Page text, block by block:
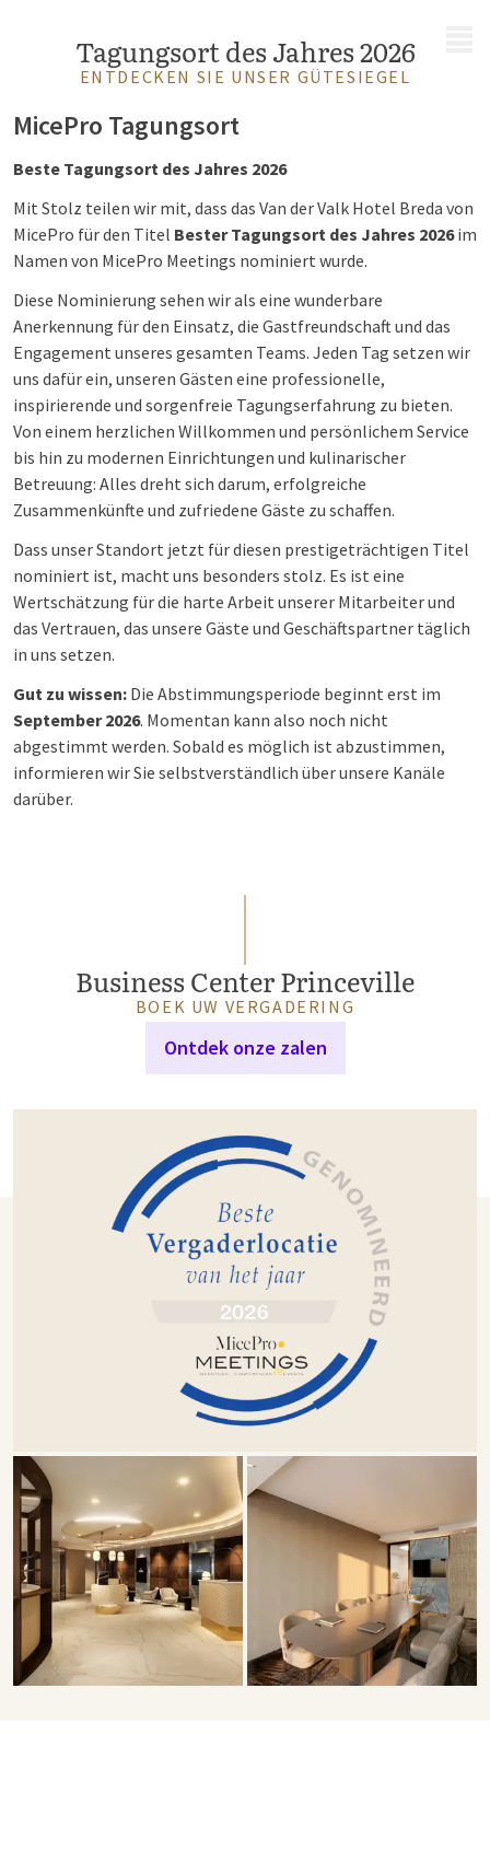
Tagungsort des Jahres 2026
ENTDECKEN SIE UNSER GÜTESIEGEL
MicePro Tagungsort
Beste Tagungsort des Jahres 2026
Mit Stolz teilen wir mit, dass das Van der Valk Hotel Breda von
MicePro für den Titel Bester Tagungsort des Jahres 2026im
Namen von MicePro Meetings nominiert wurde.
Diese Nominierung sehen wir als eine wunderbare
Anerkennung für den Einsatz, die Gastfreundschaft und das
Engagement unseres gesamten Teams. Jeden Tag setzen wir
uns dafür ein, unseren Gästen eine professionelle,
inspirierende und sorgenfreie Tagungserfahrung zu bieten.
Von einem herzlichen Willkommen und persönlichem Service
bis hin zu modernen Einrichtungen und kulinarischer
Betreuung: Alles dreht sich darum, erfolgreiche
Zusammenkünfte und zufriedene Gäste zu schaffen.
Dass unser Standort jetzt für diesen prestigeträchtigen Titel
nominiert ist, macht uns besonders stolz. Es ist eine
Wertschätzung für die harte Arbeit unserer Mitarbeiter und
das Vertrauen, das unsere Gäste und Geschäftspartner täglich
in uns setzen.
Gut zu wissen: Die Abstimmungsperiode beginnt erst im
September 2026. Momentan kann also noch nicht
abgestimmt werden. Sobald es möglich ist abzustimmen,
informieren wir Sie selbstverständlich über unsere Kanäle
darüber.
Business Center Princeville
BOEK UW VERGADERING
Ontdek onze zalen